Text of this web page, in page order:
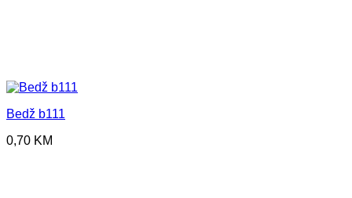
Bedž b111
0,70 KM